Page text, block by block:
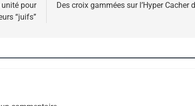
unité pour
“juifs”
Des croix gammées sur l’Hyper Cacher
– Jacques Hadida